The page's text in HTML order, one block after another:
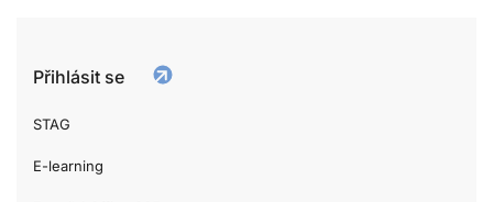
Přihlásit se
STAG
E-learning